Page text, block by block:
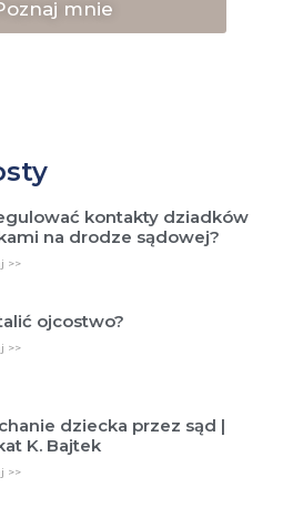
mnie
kontakty dziadków
na drodze sądowej?
>>
ojcostwo?
>>
dziecka przez sąd |
K. Bajtek
>>